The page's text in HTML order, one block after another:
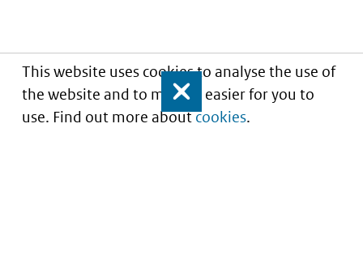
This website uses cookies to analyse the use of
the website and to make it easier for you to
use. Find out more aboutcookies.
Close